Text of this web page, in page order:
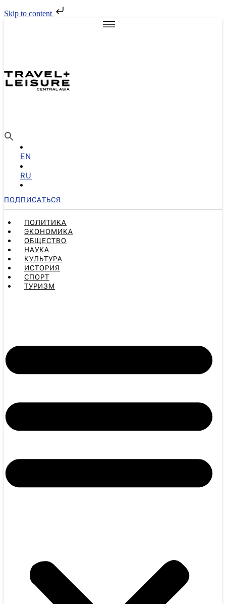
Skip to content
EN
RU
ПОДПИСАТЬСЯ
ПОЛИТИКА
ЭКОНОМИКА
ОБЩЕСТВО
НАУКА
КУЛЬТУРА
ИСТОРИЯ
СПОРТ
ТУРИЗМ